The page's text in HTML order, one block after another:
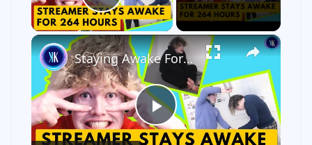
Play Video
×
P
Staying Awake For 12 Days Straight Made Him Go Crazy